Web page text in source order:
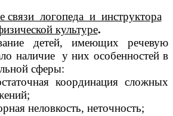
связи логопеда и инструктора
культуре.
детей, имеющих речевую
наличие у них особенностей в
сферы:
координация сложных
неловкость, неточность;